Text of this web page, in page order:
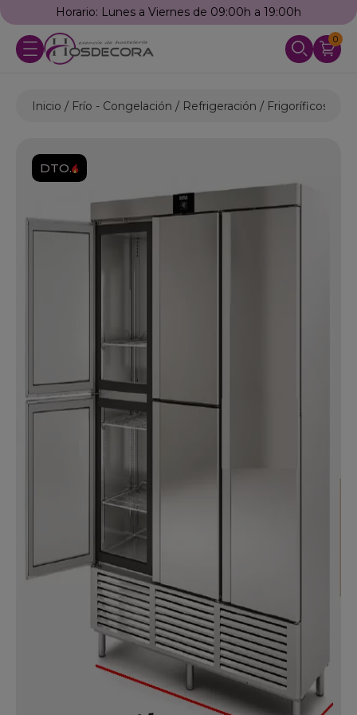
Horario: Lunes a Viernes de 09:00h a 19:00h
0
Inicio Frío - Congelación Refrigeración Frigoríficos
DTO.